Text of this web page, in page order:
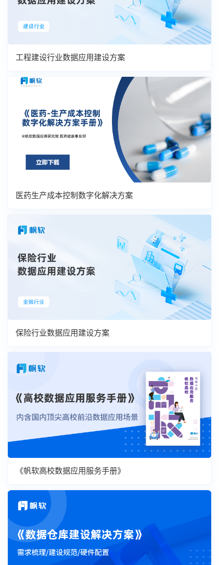
工程建设行业数据应用建设方案
医药生产成本控制数字化解决方案
保险行业数据应用建设方案
《帆软高校数据应用服务手册》